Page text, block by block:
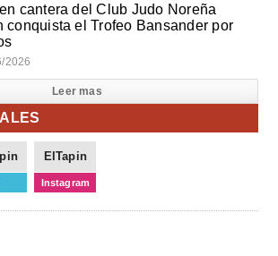
cantera del Club Judo Noreña
conquista el Trofeo Bansander por
2026
Leer mas
ElTapin
Instagram